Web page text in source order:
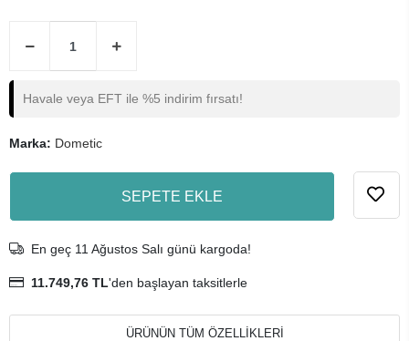
Havale veya EFT ile %5 indirim fırsatı!
Marka: Dometic
SEPETE EKLE
En geç 11 Ağustos Salı günü kargoda!
11.749,76 TL'den başlayan taksitlerle
ÜRÜNÜN TÜM ÖZELLİKLERİ